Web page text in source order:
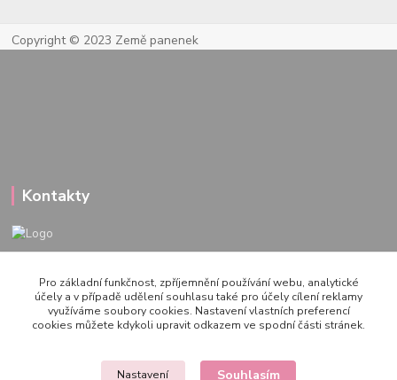
Copyright © 2023 Země panenek
Kontakty
PO-PÁ 10-20h., SO+NE 14-20h.
zemepanenek@gmail.com
Pro základní funkčnost, zpříjemnění používání webu, analytické
účely a v případě udělení souhlasu také pro účely cílení reklamy
využíváme soubory cookies. Nastavení vlastních preferencí
cookies můžete kdykoli upravit odkazem ve spodní části stránek.
Nastavení Souhlasím